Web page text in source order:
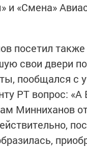
«Смена»
посетил также
свои двери
пообщался с
РТ вопрос:
Минниханов